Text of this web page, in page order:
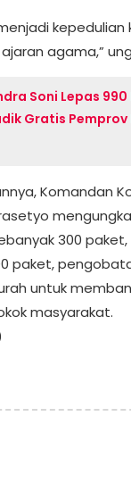
agama,”
Soni Lepas
Gratis Pemprov
Komandan
300
paket,
untuk
masyarakat.